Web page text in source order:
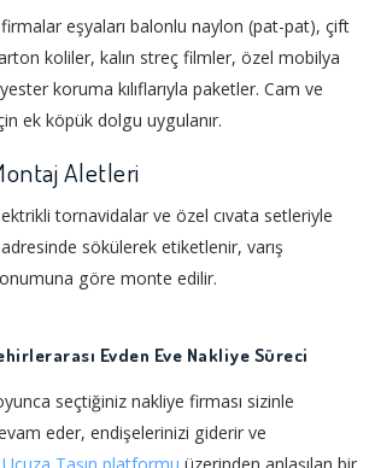
eşyaları balonlu naylon (pat-pat), çift
koliler, kalın streç filmler, özel mobilya
koruma kılıflarıyla paketler. Cam ve
ek köpük dolgu uygulanır.
Aletleri
tornavidalar ve özel cıvata setleriyle
adresinde sökülerek etiketlenir, varış
göre monte edilir.
Evden Eve Nakliye Süreci
seçtiğiniz nakliye firması sizinle
eder, endişelerinizi giderir ve